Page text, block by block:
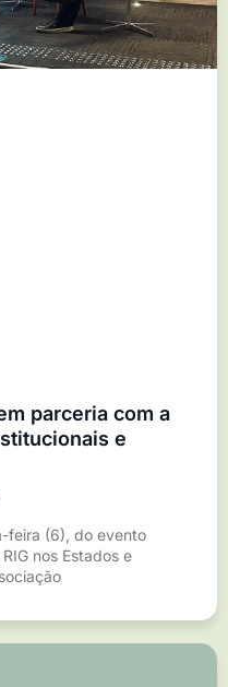
parceria com a
e
feira (6), do evento
nos Estados e